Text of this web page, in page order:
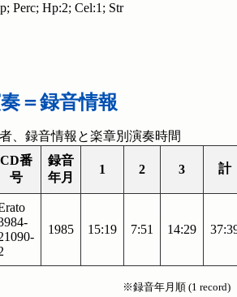
Perc; Hp:2; Cel:1; Str
＝録音情報
、録音情報と楽章別演奏時間
CD番
号
録音
年月
1 2 3 計
1985 15:19 7:51 14:29
※録音年月順 (1 record)